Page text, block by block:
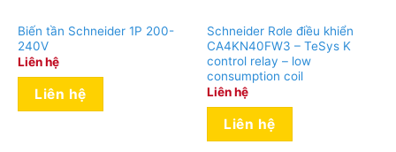
Biến tần Schneider 1P 200-
240V
Liên hệ
Liên hệ
Schneider Rơle điều khiển
CA4KN40FW3 – TeSys K
control relay – low
consumption coil
Liên hệ
Liên hệ